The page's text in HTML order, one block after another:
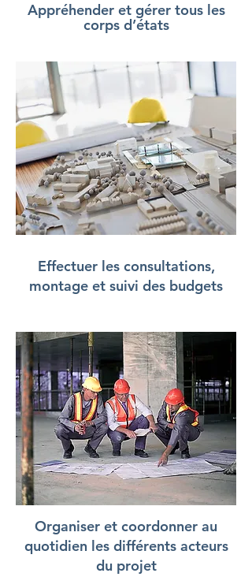
Appréhender et gérer tous les
corps d’états
Effectuer les consultations,
montage et suivi des budgets
Organiser et coordonner au
quotidien les différents acteurs
du projet